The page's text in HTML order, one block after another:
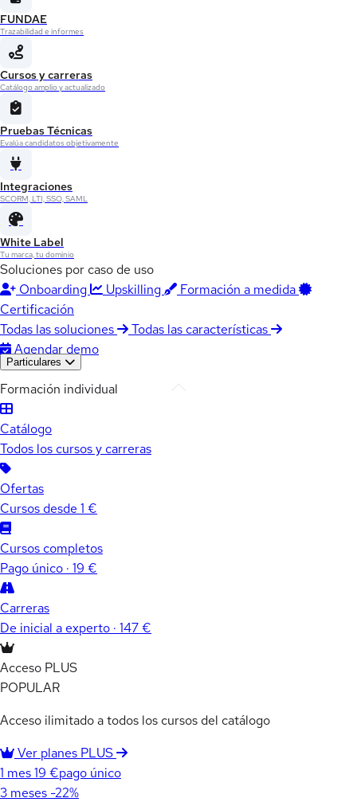
FUNDAE
Trazabilidad e informes
Cursos y carreras
Catálogo amplio y actualizado
Pruebas Técnicas
Evalúa candidatos objetivamente
Integraciones
SCORM, LTI, SSO, SAML
White Label
Tu marca, tu dominio
Soluciones por caso de uso
Onboarding
Upskilling
Formación a medida
Certificación
Todas las soluciones
Todas las características
Agendar demo
Particulares
Formación individual
Catálogo
Todos los cursos y carreras
Ofertas
Cursos desde 1 €
Cursos completos
Pago único · 19 €
Carreras
De inicial a experto · 147 €
Acceso PLUS
POPULAR
Acceso ilimitado a todos los cursos del catálogo
Ver planes PLUS
1 mes19 €pago único
3 meses -22%